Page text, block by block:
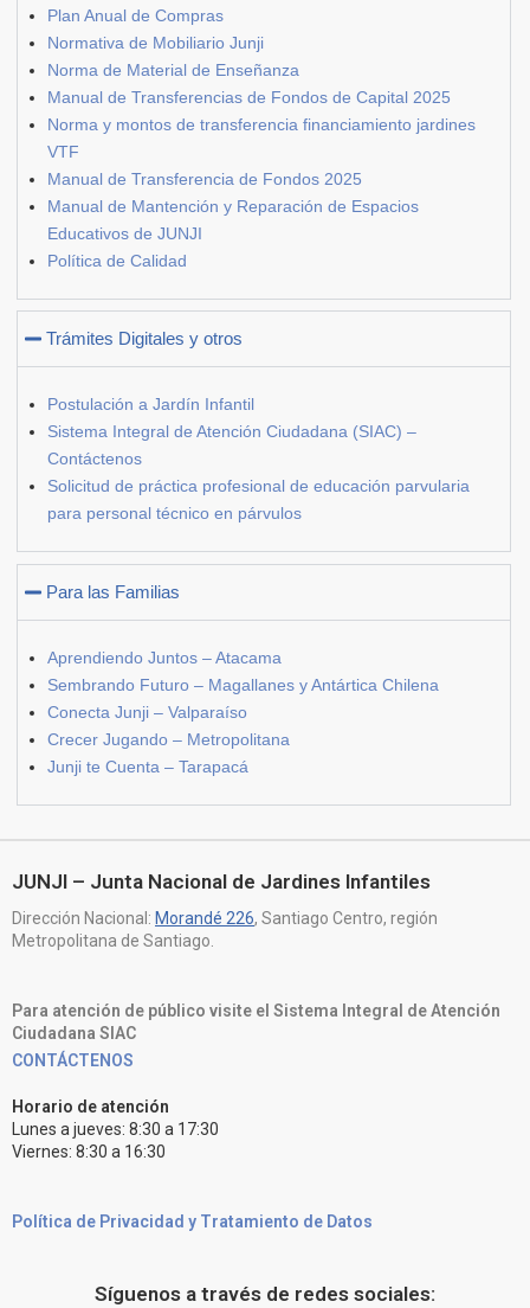
Plan Anual de Compras
Normativa de Mobiliario Junji
Norma de Material de Enseñanza
Manual de Transferencias de Fondos de Capital 2025
Norma y montos de transferencia financiamiento jardines
VTF
Manual de Transferencia de Fondos 2025
Manual de Mantención y Reparación de Espacios
Educativos de JUNJI
Política de Calidad
Trámites Digitales y otros
Postulación a Jardín Infantil
Sistema Integral de Atención Ciudadana (SIAC) –
Contáctenos
Solicitud de práctica profesional de educación parvularia
para personal técnico en párvulos
Para las Familias
Aprendiendo Juntos – Atacama
Sembrando Futuro – Magallanes y Antártica Chilena
Conecta Junji – Valparaíso
Crecer Jugando – Metropolitana
Junji te Cuenta – Tarapacá
JUNJI – Junta Nacional de Jardines Infantiles
Dirección Nacional: Morandé 226, Santiago Centro, región
Metropolitana de Santiago.
Para atención de público visite el Sistema Integral de Atención
Ciudadana SIAC
CONTÁCTENOS
Horario de atención
Lunes a jueves: 8:30 a 17:30
Viernes: 8:30 a 16:30
Política de Privacidad y Tratamiento de Datos
Síguenos a través de redes sociales: